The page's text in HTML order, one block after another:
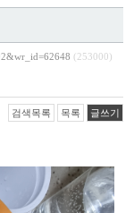
(253000)
검색목록 목록 글쓰기